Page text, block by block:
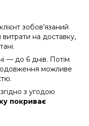
зобов’язаний
на доставку,
— до 6 днів. Потім
можливе
згідно з угодою
покриває